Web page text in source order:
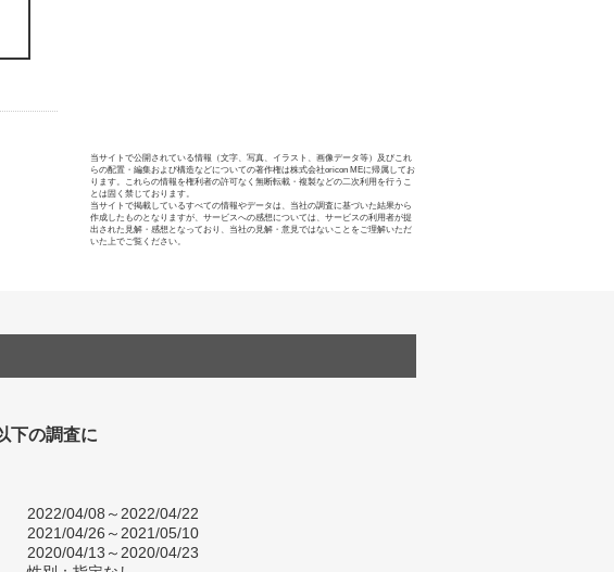
当サイトで公開されている情報（文字、写真、イラスト、画像データ等）及びこれ
らの配置・編集および構造などについての著作権は株式会社oricon MEに帰属してお
ります。これらの情報を権利者の許可なく無断転載・複製などの二次利用を行うこ
とは固く禁じております。
当サイトで掲載しているすべての情報やデータは、当社の調査に基づいた結果から
作成したものとなりますが、サービスへの感想については、サービスの利用者が提
出された見解・感想となっており、当社の見解・意見ではないことをご理解いただ
いた上でご覧ください。
下の調査に
2022/04/08～2022/04/22
2021/04/26～2021/05/10
2020/04/13～2020/04/23